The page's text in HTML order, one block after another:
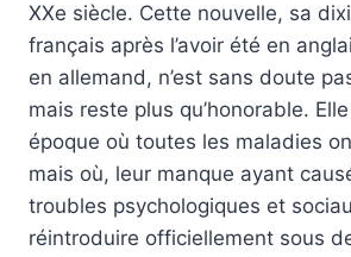
XXe siècle. Cette nouvelle, sa
français après l’avoir été en
en allemand, n’est sans doute
mais reste plus qu’honorable.
époque où toutes les maladies
mais où, leur manque ayant
troubles psychologiques et
réintroduire officiellement sous